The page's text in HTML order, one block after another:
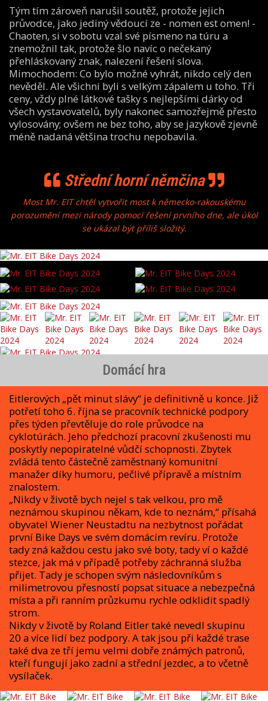
Tým tím zároveň narušil soutěž, protože jejich
průvodce, jako jediný vědoucí ze - nomen est omen! -
Chaoten, si v sobotu vzal své písmeno na túru a
znemožnil tak, protože šlo navíc o nečekaný
přehláskovaný znak, nalezení řešení slova.
Mimochodem: Co bylo možné vyhrát, nikdo celý den
nevěděl. Ale všichni byli s velkým zápalem u toho. Tři
ceny, vždy plné látkové tašky s nejlepšími dárky od
všech vystavovatelů, byly nakonec samozřejmě přesto
vylosovány; ovšem ne bez toho, aby se jazykově zjevně
méně nadaná většina trochu nepobavila.
Střední horní němčina
Most Mr. EIT chtěl vytvořit most k německo-rakouskému
porozumění mezi národy pomocí řešení prvního dne, ale úkol
se ukázal být příliš složitý.
Domácí hra
Eitlerových „pět minut slávy“ je definitivně u konce. Již
potřetí toho 6. října se pracovník technické podpory
přes týden převtěluje do role průvodce na
cyklotúrách. Jeho předchozí pracovní zkušenosti mu
poskytly nepopiratelné vůdčí schopnosti. Zbytek
zvládá tento částečně zaměstnaný komunitní
manažer díky humoru, pečlivé přípravě a místním
znalostem.
„Nikdy v životě bych nejel s tak velkou, pro mě
neznámou skupinou někam, kde to neznám,“ přísahá
obyvatel Wiener Neustadtu na nezbytnost pořádat
první Bike Days ve svém domácím revíru. Protože
tady zná každou cestu jako své boty, tady ví o každé
stezce, jak má v případě potřeby záchranná služba
přijet. Tady je schopen svým následovníkům s
milimetrovou přesností popsat situace a nebezpečná
místa a při ranním průzkumu rychle odklidit spadlý
strom.
Nikdy v životě by Roland Eitler také nevedl skupinu
20 a více lidí bez podpory. A tak jsou při každé trase
také dva ze tří jemu velmi dobře známých patronů,
kteří fungují jako zadní a střední jezdec, a to včetně
vysílaček.